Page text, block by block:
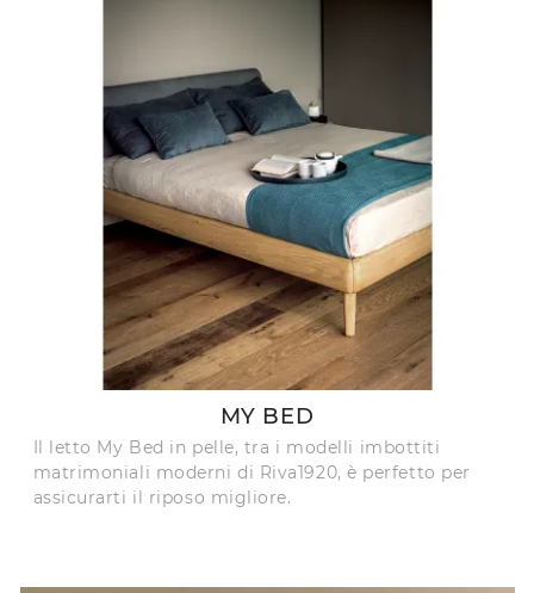
MY BED
Il letto My Bed in pelle, tra i modelli imbottiti
matrimoniali moderni di Riva1920, è perfetto per
assicurarti il riposo migliore.